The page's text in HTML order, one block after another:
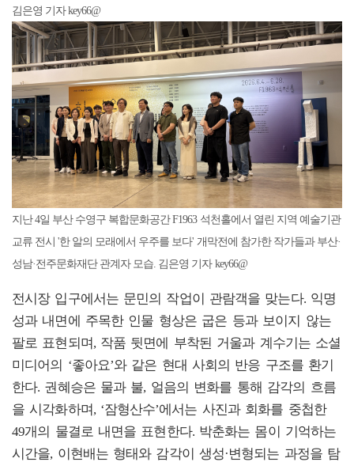
김은영 기자 key66@
지난 4일 부산 수영구 복합문화공간 F1963 석천홀에서 열린 지역 예술기관
교류 전시 '한 알의 모래에서 우주를 보다' 개막전에 참가한 작가들과 부산·
성남·전주문화재단 관계자 모습. 김은영 기자 key66@
전시장 입구에서는 문민의 작업이 관람객을 맞는다. 익명
성과 내면에 주목한 인물 형상은 굽은 등과 보이지 않는
팔로 표현되며, 작품 뒷면에 부착된 거울과 계수기는 소셜
미디어의 ‘좋아요’와 같은 현대 사회의 반응 구조를 환기
한다. 권혜승은 물과 불, 얼음의 변화를 통해 감각의 흐름
을 시각화하며, ‘잠형산수’에서는 사진과 회화를 중첩한
49개의 물결로 내면을 표현한다. 박춘화는 몸이 기억하는
시간을, 이현배는 형태와 감각이 생성·변형되는 과정을 탐